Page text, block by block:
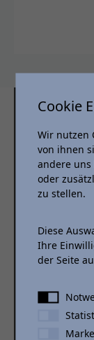
Cookie
Wir nutzen
von ihnen
andere uns
oder
zu stellen.
Diese
Ihre
der Seite